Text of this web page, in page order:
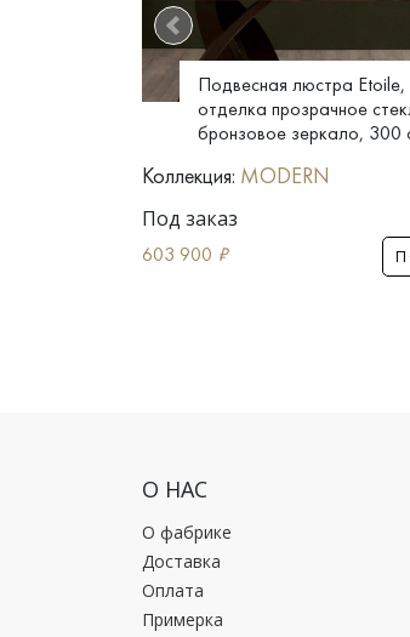
Подвесная люстра Etoile,
отделка прозрачное
бронзовое зеркало, 300
Коллекция: MODERN
Под заказ
603 900 ₽
О НАС
О фабрике
Доставка
Оплата
Примерка